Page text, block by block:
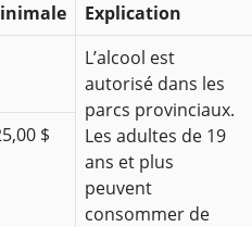
Explication
L’alcool est
autorisé dans les
parcs provinciaux.
Les adultes de 19
ans et plus
peuvent
consommer de
$